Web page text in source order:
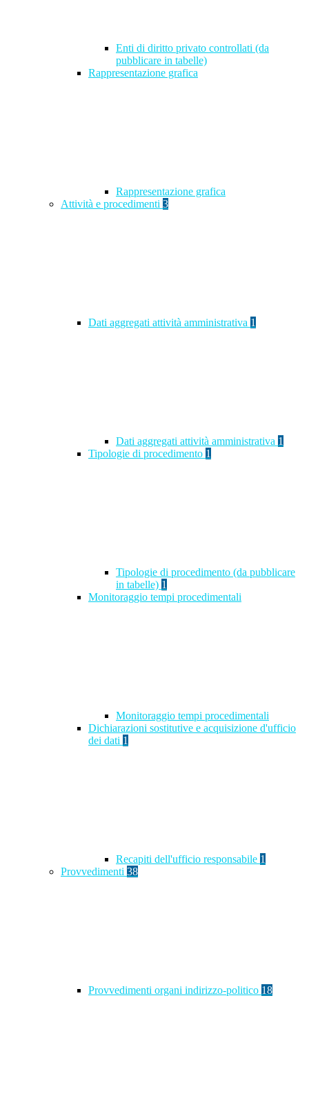
Enti di diritto privato controllati (da
pubblicare in tabelle)
Rappresentazione grafica
Rappresentazione grafica
Attività e procedimenti 3
Dati aggregati attività amministrativa 1
Dati aggregati attività amministrativa 1
Tipologie di procedimento 1
Tipologie di procedimento (da pubblicare
in tabelle) 1
Monitoraggio tempi procedimentali
Monitoraggio tempi procedimentali
Dichiarazioni sostitutive e acquisizione d'ufficio
dei dati 1
Recapiti dell'ufficio responsabile 1
Provvedimenti 38
Provvedimenti organi indirizzo-politico 18